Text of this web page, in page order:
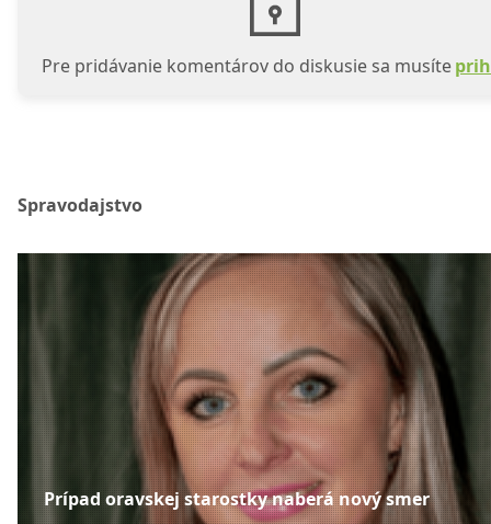
Pre pridávanie komentárov do diskusie sa musíte
Spravodajstvo
Prípad oravskej starostky naberá nový smer